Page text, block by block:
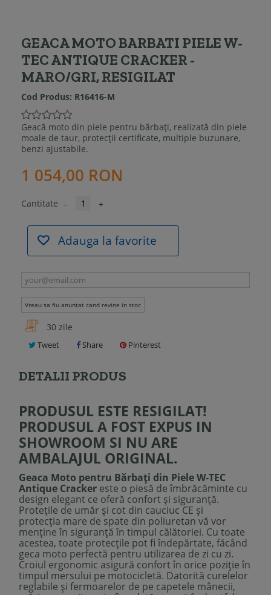
GEACA MOTO BARBATI PIELE W-
TEC ANTIQUE CRACKER -
MARO/GRI, RESIGILAT
Cod Produs: R16416-M
Geacă moto din piele pentru bărbați, realizată din piele
moale de taur, protecții certificate, multiple buzunare,
benzi ajustabile.
1 054,00 RON
Cantitate - +
Adauga la favorite
Vreau sa fiu anuntat cand revine in stoc
30 zile
Tweet Share Pinterest
DETALII PRODUS
PRODUSUL ESTE RESIGILAT!
PRODUSUL A FOST EXPUS IN
SHOWROOM SI NU ARE
AMBALAJUL ORIGINAL.
Geaca Moto pentru Bărbați din Piele W-TEC
Antique Cracker este o piesă de îmbrăcăminte cu
design elegant ce oferă confort și siguranță.
Protețile de umăr și cot din cauciuc CE și
protecția mare de spate din poliuretan vă vor
menține în siguranță în timpul călătoriei. Cu toate
acestea, toate protecțile pot fi îndepărtate, făcând
geca moto perfectă pentru utilizarea de zi cu zi.
Croiul ergonomic asigură confort în orice poziție în
timpul mersului pe motocicletă. Datorită curelelor
reglabile și fermoarelor de pe capetele mânecii,